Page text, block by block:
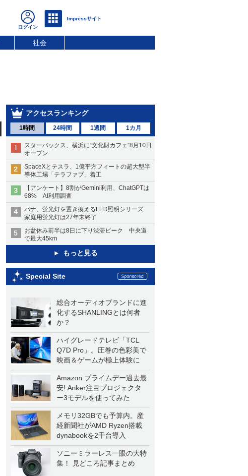
社会
アクセスランキング
1時間 24時間 1週間 1カ月
スターバックス、横浜に“文化財カフェ”8月10日
オープン
SpaceXとテスラ、1億平方フィートの超大型半
導体工場「テラファブ」着工
【アンケート】8割がGemini利用、ChatGPTは
68% AI利用調査
パナ、蛍光灯を置き換えるLED照明シリーズ
家庭用蛍光灯は27年末終了
お盆休み前半は8日に下り渋滞ピーク 中央道
で最大45km
もっと見る
Special Site
総合オーディオブランドに進
化するSHANLINGとは何者
か？
ハイグレードテレビ「TCL
Q7D Pro」。圧巻の色彩美で
映画＆ゲームが極上体験に
Amazon プライムデー過去最
安! Anker注目プロジェクタ
ー3モデルを使ってみた
メモリ32GBでも予算内。産
経新聞社がAMD Ryzen搭載
dynabookを2千台導入
ソニーミラーレス一眼の大特
集！ 見どころ記事まとめ